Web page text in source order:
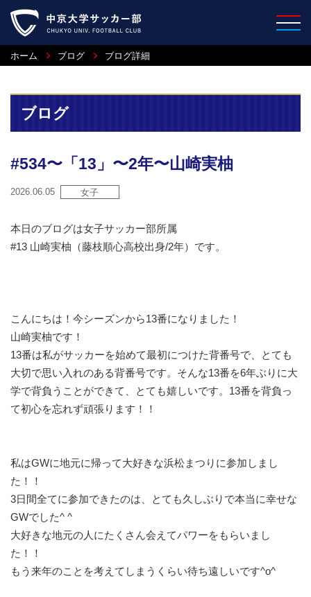
ホーム ブログ ブログ詳細
ブログ
#534〜「13」〜2年〜山崎実柚
2026.06.05 女子
本日のブログは女子サッカー部所属
#13 山崎実柚（藤枝順心高校出身/2年）です。
こんにちは！今シーズンから13番になりました！
山崎実柚です！
13番は私がサッカーを始めて最初につけた背番号で、とても
大切で思い入れのある背番号です。そんな13番を6年ぶりに大
学で背負うことができて、とても嬉しいです。13番を背負っ
て初心を忘れず頑張ります！！
私はGWに地元に帰って大好きな浜松まつりに参加しまし
た！！
3日間全てに参加できたのは、とても久しぶりで本当に幸せな
GWでした^ ^
大好きな地元の人にたくさん会えてパワーをもらいまし
た！！
もう来年のことを考えてしまうくらい待ち遠しいです^o^